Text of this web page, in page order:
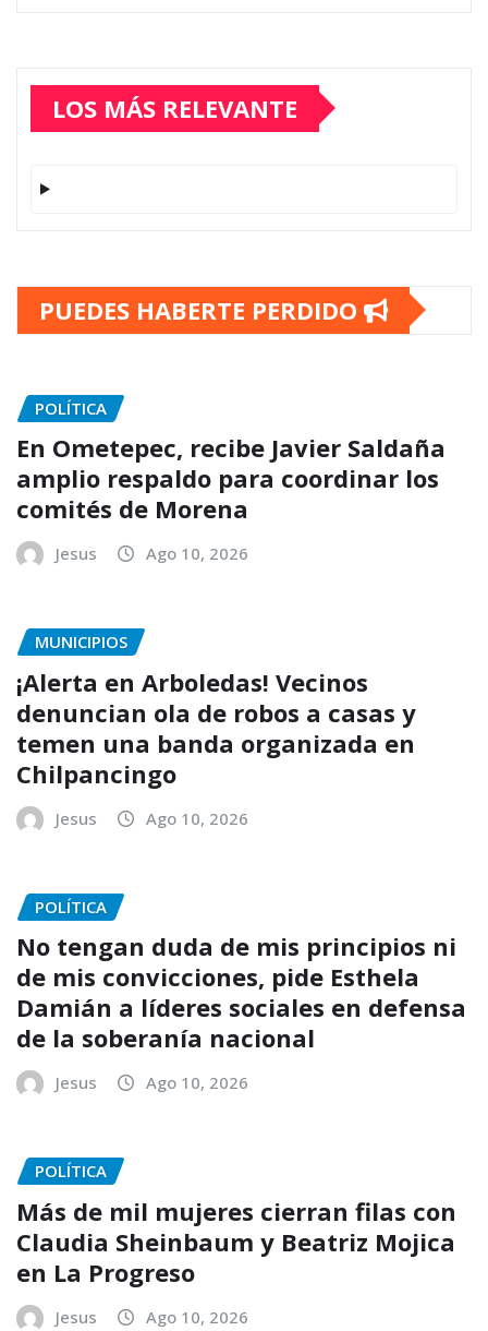
LOS MÁS RELEVANTE
PUEDES HABERTE PERDIDO
POLÍTICA
En Ometepec, recibe Javier Saldaña
amplio respaldo para coordinar los
comités de Morena
Jesus Ago 10, 2026
MUNICIPIOS
¡Alerta en Arboledas! Vecinos
denuncian ola de robos a casas y
temen una banda organizada en
Chilpancingo
Jesus Ago 10, 2026
POLÍTICA
No tengan duda de mis principios ni
de mis convicciones, pide Esthela
Damián a líderes sociales en defensa
de la soberanía nacional
Jesus Ago 10, 2026
POLÍTICA
Más de mil mujeres cierran filas con
Claudia Sheinbaum y Beatriz Mojica
en La Progreso
Jesus Ago 10, 2026